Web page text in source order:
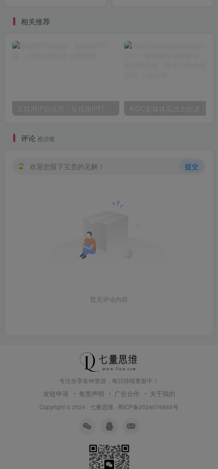
相关推荐
评论 抢沙发
欢迎您留下宝贵的见解！ 提交
暂无评论内容
专注分享各种资源，每日持续更新中！
友链申请 免责声明 广告合作 关于我的
Copyright © 2024 · 七量思维 · 蜀ICP备2024076665号